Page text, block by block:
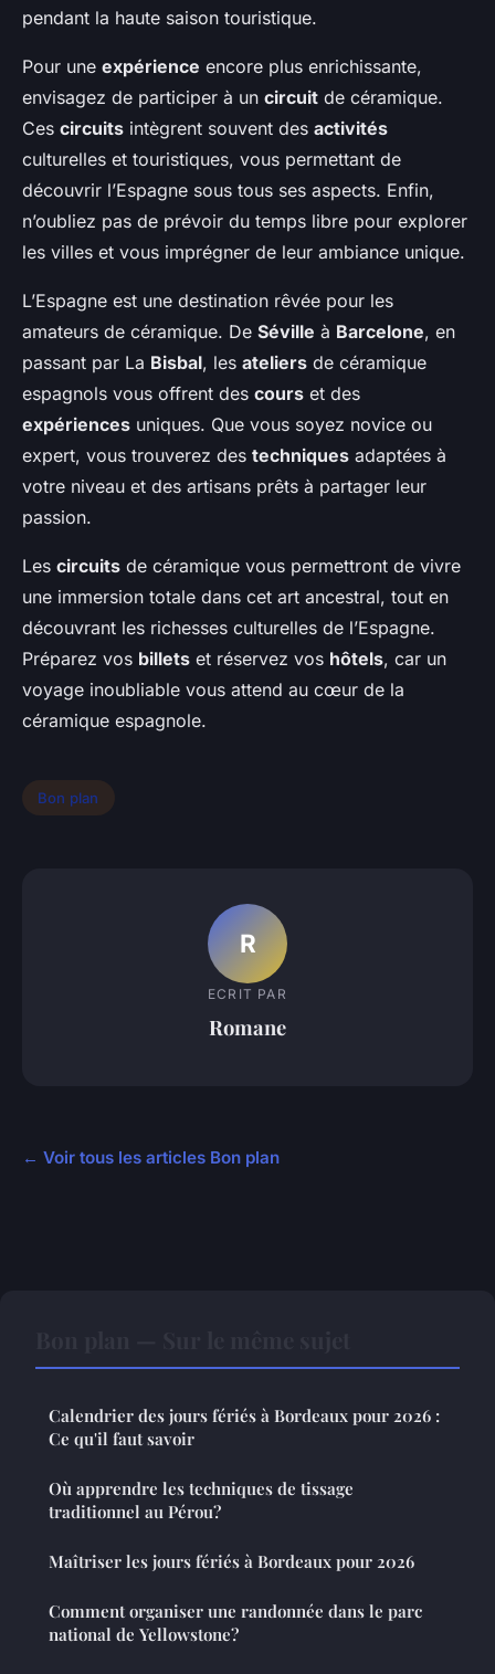
pendant la haute saison touristique.
Pour une expérience encore plus enrichissante,
envisagez de participer à un circuit de céramique.
Ces circuits intègrent souvent des activités
culturelles et touristiques, vous permettant de
découvrir l’Espagne sous tous ses aspects. Enfin,
n’oubliez pas de prévoir du temps libre pour explorer
les villes et vous imprégner de leur ambiance unique.
L’Espagne est une destination rêvée pour les
amateurs de céramique. De Séville à Barcelone, en
passant par La Bisbal, les ateliers de céramique
espagnols vous offrent des cours et des
expériences uniques. Que vous soyez novice ou
expert, vous trouverez des techniques adaptées à
votre niveau et des artisans prêts à partager leur
passion.
Les circuits de céramique vous permettront de vivre
une immersion totale dans cet art ancestral, tout en
découvrant les richesses culturelles de l’Espagne.
Préparez vos billets et réservez vos hôtels, car un
voyage inoubliable vous attend au cœur de la
céramique espagnole.
Bon plan
R
ECRIT PAR
Romane
← Voir tous les articles Bon plan
Calendrier des jours fériés à Bordeaux pour 2026 :
Ce qu'il faut savoir
Où apprendre les techniques de tissage
traditionnel au Pérou?
Maîtriser les jours fériés à Bordeaux pour 2026
Comment organiser une randonnée dans le parc
national de Yellowstone?